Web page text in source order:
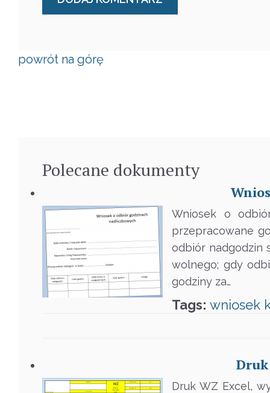
powrót na górę
Polecane dokumenty
Wniosek o
przepracowane
odbiór nadgodzin
wolnego; gdy
godziny za…
Tags: wniosek
Druk WZ Excel,